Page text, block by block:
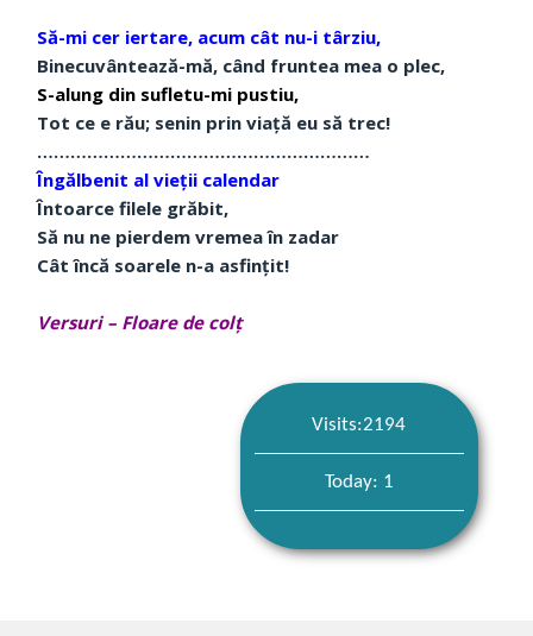
Să-mi cer iertare, acum cât nu-i târziu,
Binecuvântează-mă, când fruntea mea o plec,
S-alung din sufletu-mi pustiu,
Tot ce e rău; senin prin viață eu să trec!
……………………………………………………
Îngălbenit al vieții calendar
Întoarce filele grăbit,
Să nu ne pierdem vremea în zadar
Cât încă soarele n-a asfințit!
Versuri – Floare de colț
Visits:2194
Today: 1